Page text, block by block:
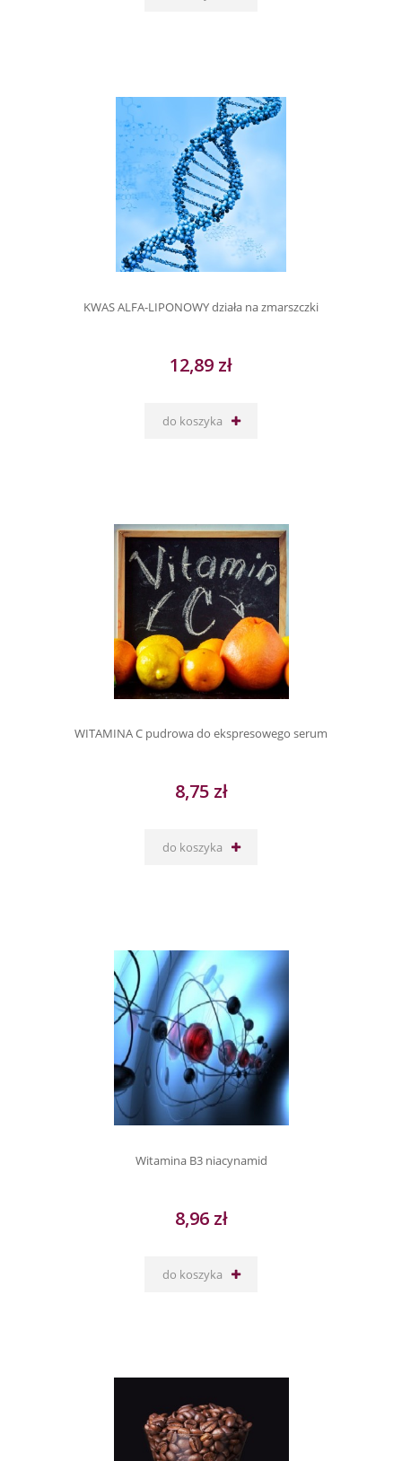
KWAS ALFA-LIPONOWY działa na zmarszczki
12,89 zł
do koszyka
WITAMINA C pudrowa do ekspresowego serum
8,75 zł
do koszyka
Witamina B3 niacynamid
8,96 zł
do koszyka